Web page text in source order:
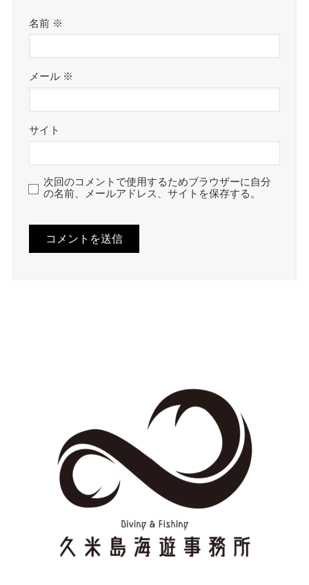
名前 ※
メール ※
サイト
次回のコメントで使用するためブラウザーに自分
の名前、メールアドレス、サイトを保存する。